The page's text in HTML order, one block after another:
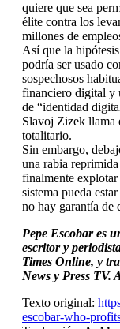
quiere que sea
élite contra los
millones de
Así que la
podría ser usado
sospechosos
financiero digital y
de “identidad
Slavoj Zizek llama
totalitario.
Sin embargo,
una rabia
finalmente
sistema pueda
no hay garantía de
Pepe Escobar es
escritor y
Times Online, y
News y Press TV.
Texto original:
escobar-who-